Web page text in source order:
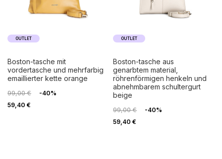
OUTLET
boston-tasche mit
vordertasche und mehrfarbig
emaillierter kette orange
99,00 €
-40%
59,40 €
OUTLET
boston-tasche aus
genarbtem material,
röhrenförmigen henkeln und
abnehmbarem schultergurt
beige
99,00 €
-40%
59,40 €